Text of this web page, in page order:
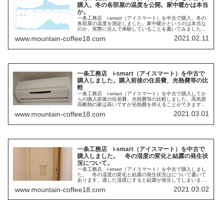
購入。冬の各部屋の温度を公開。家中暖かは本当
か。
一条工務店 i-smart（アイスマート）を中古で購入。冬の
各部屋の温度を測定しました。家中暖かというのは本当な
のか。実際に住んで体験していることを書いてみました。
さい。
www.mountain-coffee18.com 2021.02.11
一条工務店 i-smart（アイスマート）を中古で
購入しました。購入前後の住居費、光熱費等の比
較
一条工務店 i-smart（アイスマート）を中古で購入してか
らの購入前後の住居費、光熱費等の比較しました。高気密
高断熱の家は高いですが光熱費を抑えることができます。
ことができます。中古のi-smart（アイスマート）を購入す
www.mountain-coffee18.com 2021.03.01
一条工務店 i-smart（アイスマート）を中古で
購入しました。 冬の湿度の変化と結露の発生状
況について。
一条工務店 i-smart（アイスマート）を中古で購入しまし
た。 冬の湿度の変化と結露の発生状況はについて書いて
あります。適した湿度にすると結露が発生してしまいま
の発生はどうなるのか。
www.mountain-coffee18.com 2021.03.02